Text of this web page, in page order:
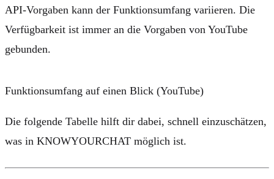
API-Vorgaben kann der Funktionsumfang variieren. Die
Verfügbarkeit ist immer an die Vorgaben von YouTube
gebunden.
Funktionsumfang auf einen Blick (YouTube)
Die folgende Tabelle hilft dir dabei, schnell einzuschätzen,
was in KNOWYOURCHAT möglich ist.